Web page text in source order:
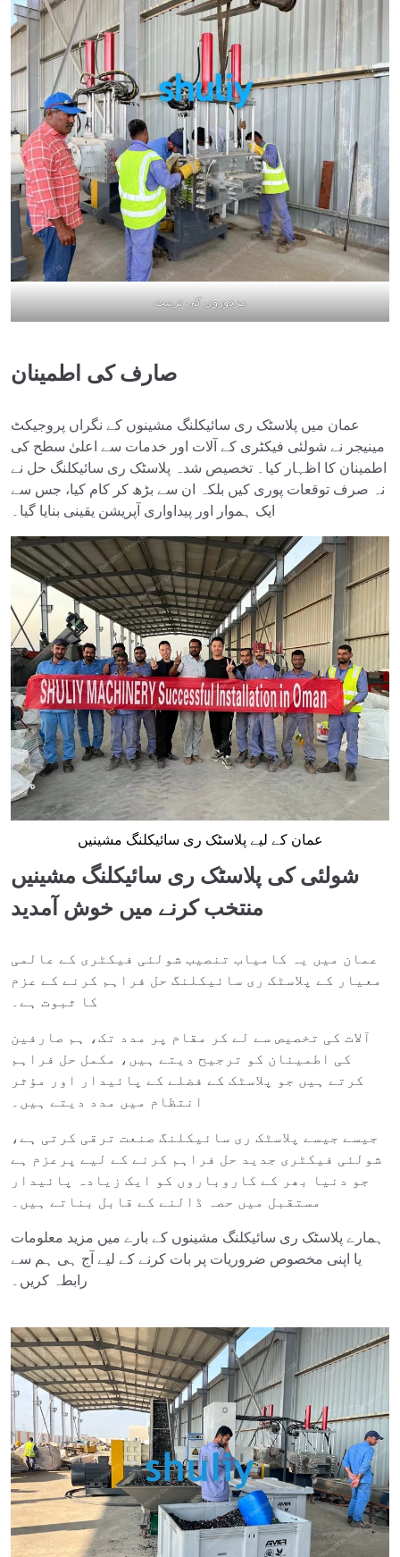
مزدوروں کی تربیت
صارف کی اطمینان
عمان میں پلاسٹک ری سائیکلنگ مشینوں کے نگراں پروجیکٹ
مینیجر نے شولئی فیکٹری کے آلات اور خدمات سے اعلیٰ سطح کی
اطمینان کا اظہار کیا۔ تخصیص شدہ پلاسٹک ری سائیکلنگ حل نے
نہ صرف توقعات پوری کیں بلکہ ان سے بڑھ کر کام کیا، جس سے
ایک ہموار اور پیداواری آپریشن یقینی بنایا گیا۔
عمان کے لیے پلاسٹک ری سائیکلنگ مشینیں
شولئی کی پلاسٹک ری سائیکلنگ مشینیں
منتخب کرنے میں خوش آمدید
عمان میں یہ کامیاب تنصیب شولئی فیکٹری کے عالمی
معیار کے پلاسٹک ری سائیکلنگ حل فراہم کرنے کے عزم
کا ثبوت ہے۔
آلات کی تخصیص سے لے کر مقام پر مدد تک، ہم صارفین
کی اطمینان کو ترجیح دیتے ہیں، مکمل حل فراہم
کرتے ہیں جو پلاسٹک کے فضلے کے پائیدار اور مؤثر
انتظام میں مدد دیتے ہیں۔
جیسے جیسے پلاسٹک ری سائیکلنگ صنعت ترقی کرتی ہے،
شولئی فیکٹری جدید حل فراہم کرنے کے لیے پرعزم ہے
جو دنیا بھر کے کاروباروں کو ایک زیادہ پائیدار
مستقبل میں حصہ ڈالنے کے قابل بناتے ہیں۔
ہمارے پلاسٹک ری سائیکلنگ مشینوں کے بارے میں مزید معلومات
یا اپنی مخصوص ضروریات پر بات کرنے کے لیے آج ہی ہم سے
رابطہ کریں۔